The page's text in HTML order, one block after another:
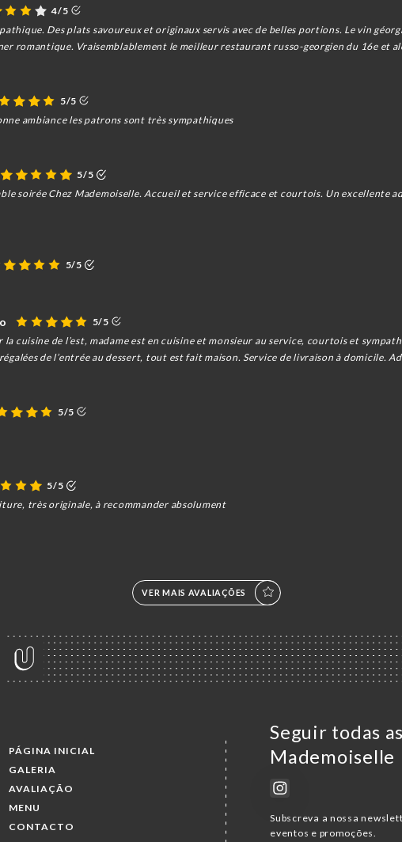
4/5
Des plats savoureux et originaux servis avec de belles portions. Le vin
romantique. Vraisemblablement le meilleur restaurant russo-georgien du 16e et
5/5
ambiance les patrons sont très sympathiques
5/5
soirée Chez Mademoiselle. Accueil et service efficace et courtois. Un excellente
5/5
5/5
cuisine de l’est, madame est en cuisine et monsieur au service, courtois et
de l’entrée au dessert, tout est fait maison. Service de livraison à domicile.
5/5
5/5
très originale, à recommander absolument
VER MAIS AVALIAÇÕES
PÁGINA INICIAL
GALERIA
AVALIAÇÃO
MENU
CONTACTO
Seguir todas
Mademoiselle
Subscreva a nossa
eventos e promoções.